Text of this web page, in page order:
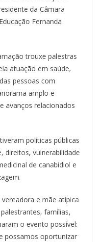
da Câmara
Fernanda
trouxe palestras
atuação em saúde,
pessoas com
amplo e
avanços relacionados
políticas públicas
direitos, vulnerabilidade
de canabidiol e
e mãe atípica
famílias,
o evento possível:
possamos oportunizar